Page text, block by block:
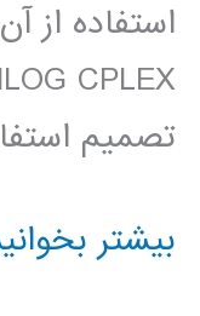
تصمیم
فیلم
بیشتر